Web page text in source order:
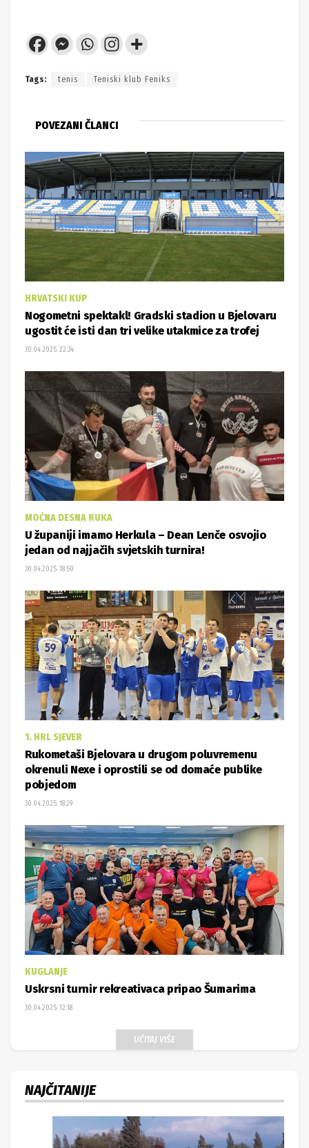
Tags: tenis Teniski klub Feniks
POVEZANI ČLANCI
HRVATSKI KUP
Nogometni spektakl! Gradski stadion u Bjelovaru
ugostit će isti dan tri velike utakmice za trofej
30.04.2025. 22:34
MOĆNA DESNA RUKA
U županiji imamo Herkula – Dean Lenče osvojio
jedan od najjačih svjetskih turnira!
30.04.2025. 18:50
1. HRL SJEVER
Rukometaši Bjelovara u drugom poluvremenu
okrenuli Nexe i oprostili se od domaće publike
pobjedom
30.04.2025. 18:29
KUGLANJE
Uskrsni turnir rekreativaca pripao Šumarima
30.04.2025. 12:18
UČITAJ VIŠE
NAJČITANIJE